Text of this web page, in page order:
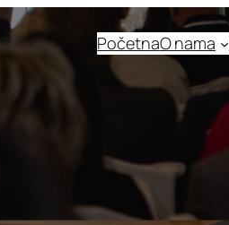
PočetnaO nama